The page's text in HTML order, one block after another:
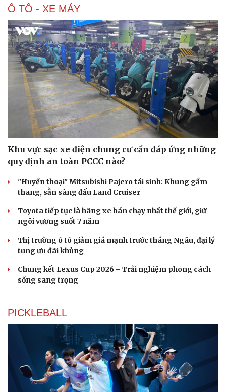
Du lịch
Săn Tour
check-in
Podcast
Đọc truyện đêm khuya
Ô TÔ - XE MÁY
Khu vực sạc xe điện chung cư cần đáp ứng những
quy định an toàn PCCC nào?
"Huyền thoại" Mitsubishi Pajero tái sinh: Khung gầm
thang, sẵn sàng đấu Land Cruiser
Toyota tiếp tục là hãng xe bán chạy nhất thế giới, giữ
ngôi vương suốt 7 năm
Thị trường ô tô giảm giá mạnh trước tháng Ngâu, đại lý
tung ưu đãi khủng
Chung kết Lexus Cup 2026 – Trải nghiệm phong cách
sống sang trọng
PICKLEBALL